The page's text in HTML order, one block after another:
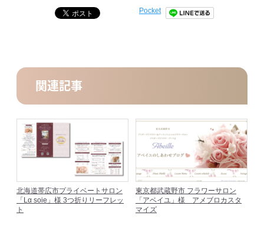
Pocket
関連記事
北海道帯広市プライベートサロン
「Lα soie」様 3つ折りリーフレッ
ト
東京都武蔵野市 フラワーサロン
「アベイユ」様 アメブロカスタ
マイズ